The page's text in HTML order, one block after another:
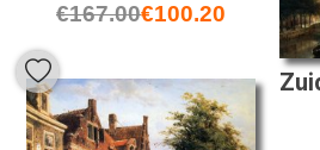
€167.00€100.20